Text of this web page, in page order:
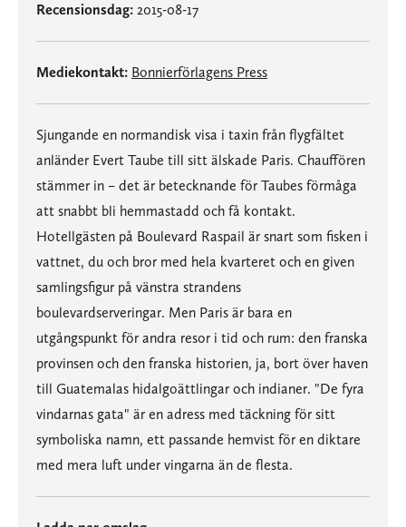
Recensionsdag: 2015-08-17
Mediekontakt: Bonnierförlagens Press
Sjungande en normandisk visa i taxin från flygfältet
anländer Evert Taube till sitt älskade Paris. Chauffören
stämmer in – det är betecknande för Taubes förmåga
att snabbt bli hemmastadd och få kontakt.
Hotellgästen på Boulevard Raspail är snart som fisken i
vattnet, du och bror med hela kvarteret och en given
samlingsfigur på vänstra strandens
boulevardserveringar. Men Paris är bara en
utgångspunkt för andra resor i tid och rum: den franska
provinsen och den franska historien, ja, bort över haven
till Guatemalas hidalgoättlingar och indianer. "De fyra
vindarnas gata" är en adress med täckning för sitt
symboliska namn, ett passande hemvist för en diktare
med mera luft under vingarna än de flesta.